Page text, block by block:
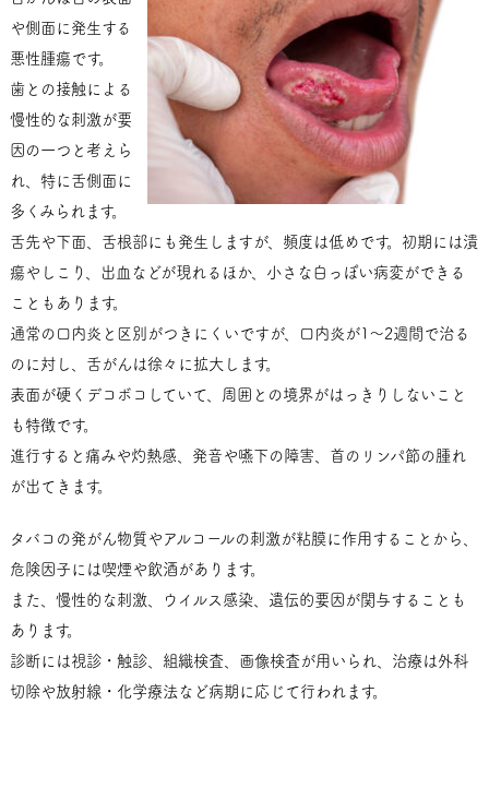
や側面に発生する
悪性腫瘍です。
歯との接触による
慢性的な刺激が要
因の一つと考えら
れ、特に舌側面に
多くみられます。
舌先や下面、舌根部にも発生しますが、頻度は低めです。初期には潰
瘍やしこり、出血などが現れるほか、小さな白っぽい病変ができる
こともあります。
通常の口内炎と区別がつきにくいですが、口内炎が1～2週間で治る
のに対し、舌がんは徐々に拡大します。
表面が硬くデコボコしていて、周囲との境界がはっきりしないこと
も特徴です。
進行すると痛みや灼熱感、発音や嚥下の障害、首のリンパ節の腫れ
が出てきます。
タバコの発がん物質やアルコールの刺激が粘膜に作用することから、
危険因子には喫煙や飲酒があります。
また、慢性的な刺激、ウイルス感染、遺伝的要因が関与することも
あります。
診断には視診・触診、組織検査、画像検査が用いられ、治療は外科
切除や放射線・化学療法など病期に応じて行われます。